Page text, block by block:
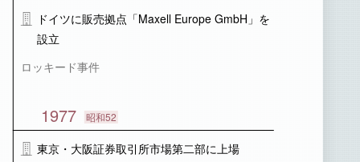
ドイツに販売拠点「Maxell Europe GmbH」を
設立
ロッキード事件
1977 昭和52
東京・大阪証券取引所市場第二部に上場